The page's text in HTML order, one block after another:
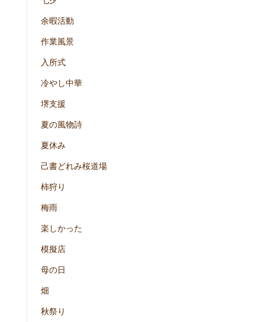
余暇活動
作業風景
入所式
冷やし中華
堺支援
夏の風物詩
夏休み
己書どれみ桜道場
柿狩り
梅雨
楽しかった
模擬店
母の日
畑
秋祭り